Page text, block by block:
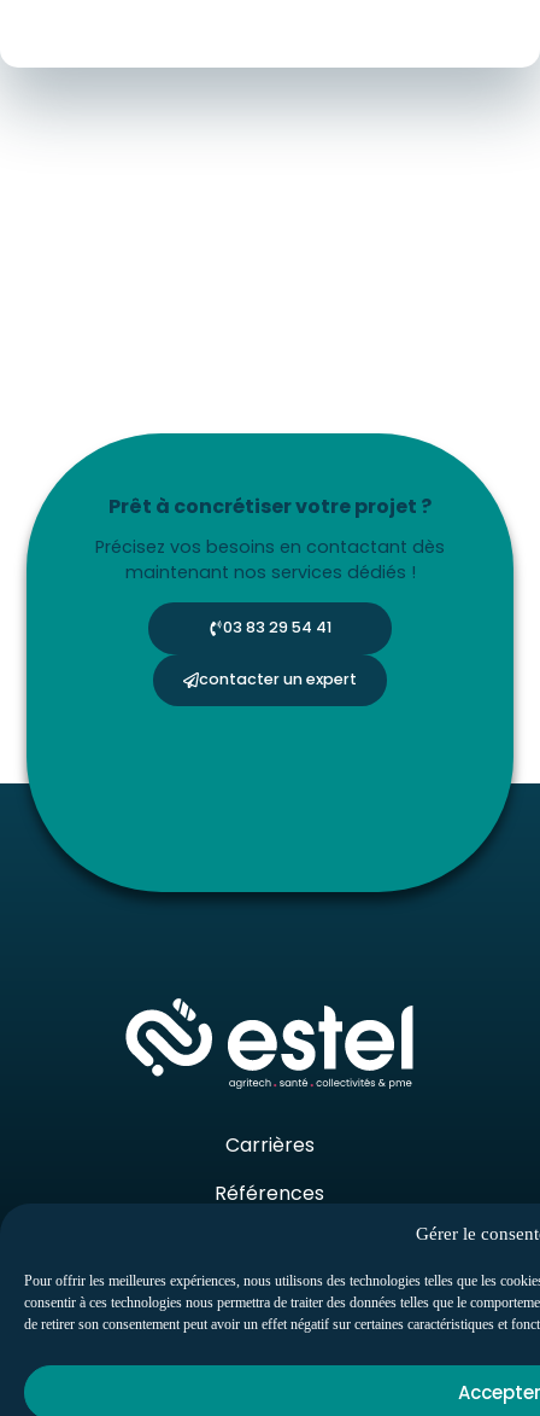
Gérer le
Pour offrir les meilleures expériences, nous utilisons des technologies telles que les
consentir à ces technologies nous permettra de traiter des données telles que le
de retirer son consentement peut avoir un effet négatif sur certaines caractéristiques et
Accepter
Prêt à concrétiser votre projet ?
Précisez vos besoins en contactant dès
maintenant nos services dédiés !
03 83 29 54 41
contacter un expert
Carrières
Références